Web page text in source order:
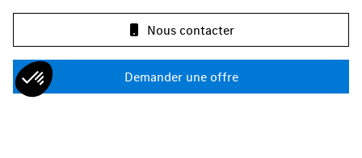
Nous contacter
Demander une offre
Groupe Kroely